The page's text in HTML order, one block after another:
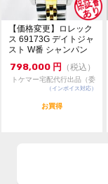
【価格変更】ロレック
ス 69173G デイトジャ
スト W番 シャンパン
798,000 円 （税込）
トケマー宅配代行出品（委
託販売）
（インボイス対応）
お買得